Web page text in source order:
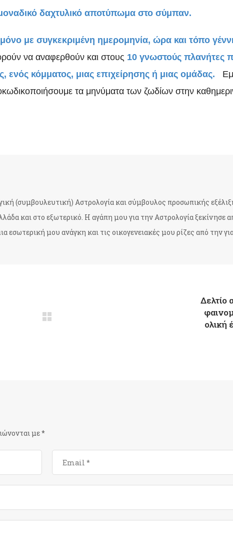
δαχτυλικό αποτύπωμα στο σύμπαν.
με συγκεκριμένη ημερομηνία, ώρα και τόπο
να αναφερθούν και στους 10 γνωστούς πλανήτες
κόμματος, μιας επιχείρησης ή μιας ομάδας.
τα μηνύματα των ζωδίων στην
(συμβουλευτική) Αστρολογία και σύμβουλος προσωπικής
και στο εξωτερικό. Η αγάπη μου για την Αστρολογία ξεκίνησε
μου ανάγκη και τις οικογενειακές μου ρίζες από την
Δελτίο
ολική
με*